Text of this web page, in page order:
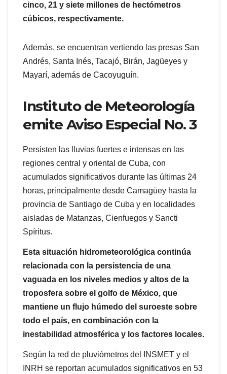
cinco, 21 y siete millones de hectómetros
cúbicos, respectivamente.
Además, se encuentran vertiendo las presas San
Andrés, Santa Inés, Tacajó, Birán, Jagüeyes y
Mayarí, además de Cacoyuguín.
Instituto de Meteorología
emite Aviso Especial No. 3
Persisten las lluvias fuertes e intensas en las
regiones central y oriental de Cuba, con
acumulados significativos durante las últimas 24
horas, principalmente desde Camagüey hasta la
provincia de Santiago de Cuba y en localidades
aisladas de Matanzas, Cienfuegos y Sancti
Spíritus.
Esta situación hidrometeorológica continúa
relacionada con la persistencia de una
vaguada en los niveles medios y altos de la
troposfera sobre el golfo de México, que
mantiene un flujo húmedo del suroeste sobre
todo el país, en combinación con la
inestabilidad atmosférica y los factores locales.
Según la red de pluviómetros del INSMET y el
INRH se reportan acumulados significativos en 53